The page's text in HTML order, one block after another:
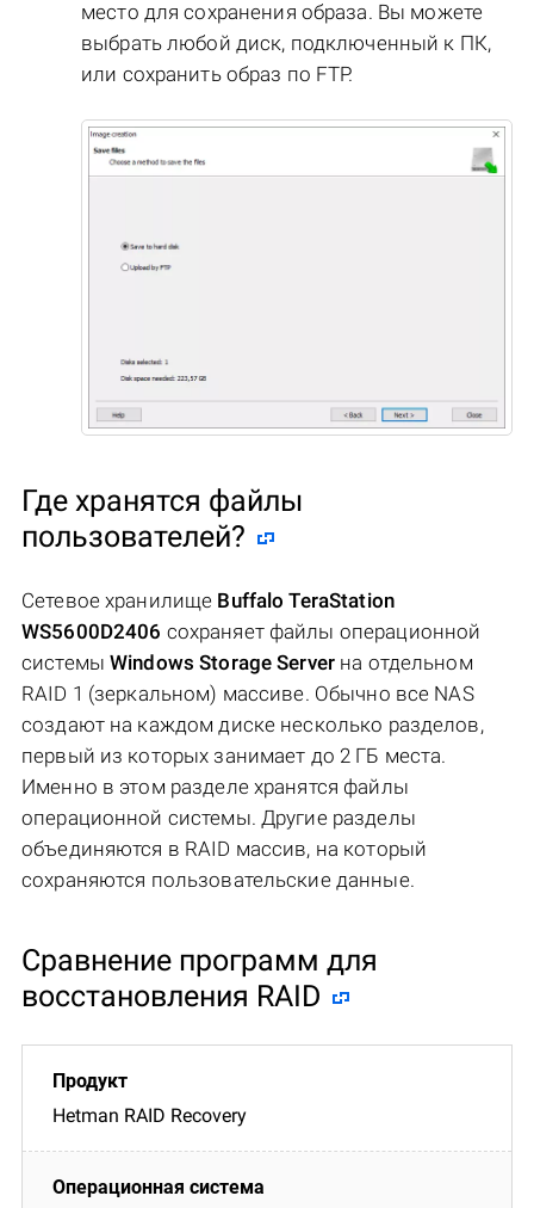
место для сохранения образа. Вы можете
выбрать любой диск, подключенный к ПК,
или сохранить образ по FTP.
Где хранятся файлы
пользователей?
Сетевое хранилище Buffalo TeraStation
WS5600D2406 сохраняет файлы операционной
системыWindows Storage Server на отдельном
RAID 1 (зеркальном) массиве. Обычно все NAS
создают на каждом диске несколько разделов,
первый из которых занимает до 2 ГБ места.
Именно в этом разделе хранятся файлы
операционной системы. Другие разделы
объединяются в RAID массив, на который
сохраняются пользовательские данные.
Сравнение программ для
восстановления RAID
Hetman RAID Recovery